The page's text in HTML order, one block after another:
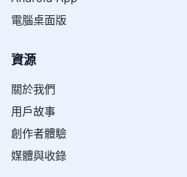
電腦桌面版
資源
關於我們
用戶故事
創作者體驗
媒體與收錄